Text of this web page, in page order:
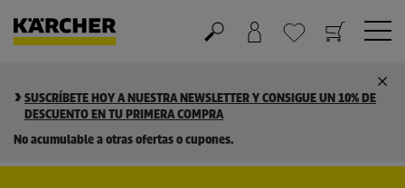
SUSCRÍBETE HOY A NUESTRA NEWSLETTER Y CONSIGUE UN 10% DE
DESCUENTO EN TU PRIMERA COMPRA
No acumulable a otras ofertas o cupones.